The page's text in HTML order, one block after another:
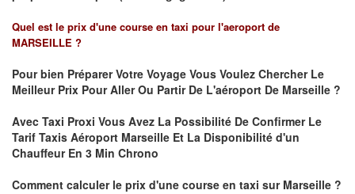
Quel est le prix d'une course en taxi pour l'aeroport de
MARSEILLE ?
Pour bien Préparer Votre Voyage Vous Voulez Chercher Le
Meilleur Prix Pour Aller Ou Partir De L'aéroport De Marseille ?
Avec Taxi Proxi Vous Avez La Possibilité De ConfirmerLe
Tarif Taxis Aéroport Marseille Et La Disponibilité d'un
Chauffeur En 3 Min Chrono
Comment calculer le prix d'une course en taxi sur Marseille ?